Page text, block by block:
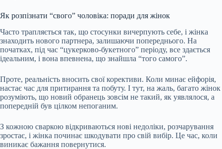
Як розпізнати “свого” чоловіка: поради для жінок
Часто трапляється так, що стосунки вичерпують себе, і жінка
знаходить нового партнера, залишаючи попереднього. На
початках, під час “цукерково-букетного” періоду, все здається
ідеальним, і вона впевнена, що знайшла “того самого”.
Проте, реальність вносить свої корективи. Коли минає ейфорія,
настає час для притирання та побуту. І тут, на жаль, багато жінок
розуміють, що новий обранець зовсім не такий, як уявлялося, а
попередній був цілком непоганим.
З кожною сваркою відкриваються нові недоліки, розчарування
зростає, і жінка починає шкодувати про свій вибір. Це час, коли
виникає бажання повернутися.